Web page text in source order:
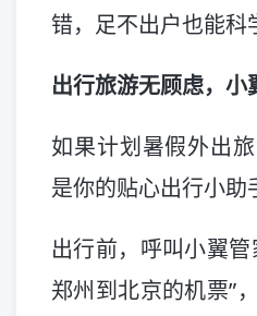
错，足不出户也能科
出行旅游无顾虑，
如果计划暑假外出
是你的贴心出行小助
出行前，呼叫小翼
郑州到北京的机票”